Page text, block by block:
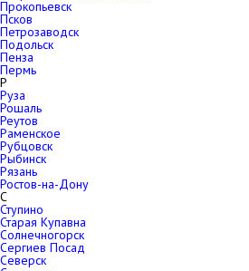
Прокопьевск
Псков
Петрозаводск
Подольск
Пенза
Пермь
Р
Руза
Рошаль
Реутов
Раменское
Рубцовск
Рыбинск
Рязань
Ростов-на-Дону
С
Ступино
Старая Купавна
Солнечногорск
Сергиев Посад
Северск